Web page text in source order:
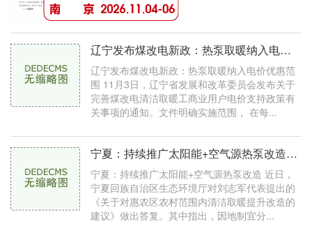
辽宁发布煤改电新政：热泵取暖纳入电价优惠范围；两项热泵行业标准明年3月
辽宁发布煤改电新政：热泵取暖纳入电价优惠范
围 11月3日，辽宁省发展和改革委员会发布关于
完善煤改电清洁取暖工商业用户电价支持政策有
关事项的通知。文件明确实施范围， 在每...
宁夏：持续推广太阳能+空气源热泵改造；欧伦电气北交所上市申请恢复审核；
宁夏：持续推广太阳能+空气源热泵改造 近日，
宁夏回族自治区生态环境厅对刘志军代表提出的
《关于对惠农区农村范围内清洁取暖提升改造的
建议》做出答复。其中指出，因地制宜分...